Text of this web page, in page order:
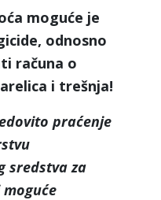
moguće je
odnosno
računa o
i trešnja!
praćenje
sredstva za